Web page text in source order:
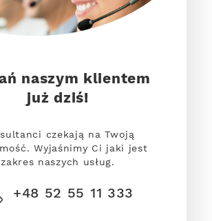
naszym klientem
już dziś!
czekają na Twoją
Wyjaśnimy Ci jaki jest
zakres naszych usług.
+48 52 55 11 333